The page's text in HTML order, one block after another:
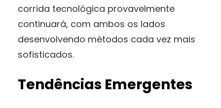
corrida tecnológica provavelmente
continuará, com ambos os lados
desenvolvendo métodos cada vez mais
sofisticados.
Tendências Emergentes